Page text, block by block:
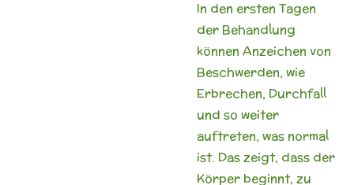
In den ersten Tagen
der Behandlung
können Anzeichen von
Beschwerden, wie
Erbrechen, Durchfall
und so weiter
auftreten, was normal
ist. Das zeigt, dass der
Körper beginnt, zu